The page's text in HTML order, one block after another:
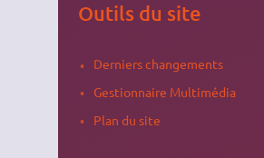
Outils du site
Derniers changements
Gestionnaire Multimédia
Plan du site